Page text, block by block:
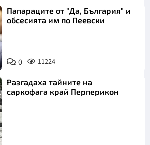
Папараците от "Да, България" и
обсесията им по Пеевски
0 11224
Разгадаха тайните на
саркофага край Перперикон